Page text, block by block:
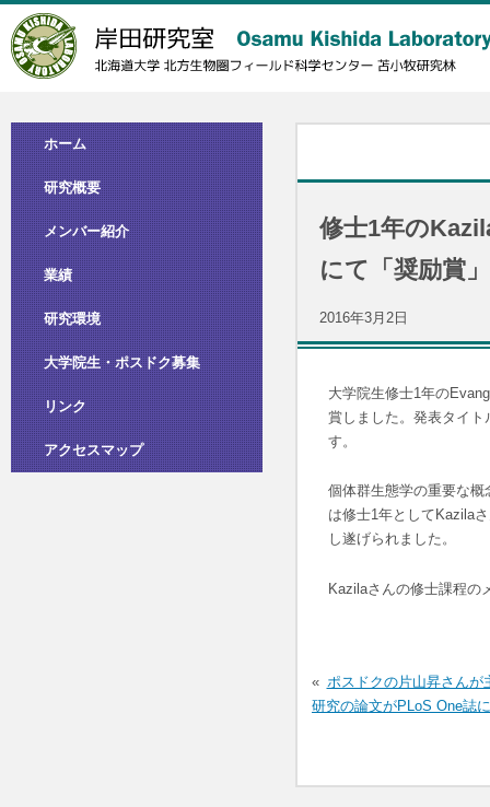
修士1年の
にて「奨励賞
2016年3月2日
大学院生修士1年の
賞しました。発表タイ
す。
個体群生態学の重要な
は修士1年としてKazila
し遂げられました。
Kazilaさんの修士課程の
稿
ナ
ポスドクの片山昇さんが
研究の論文がPLoS One誌
ホーム
研究概要
メンバー紹介
業績
研究環境
大学院生・ポスドク募集
リンク
アクセスマップ